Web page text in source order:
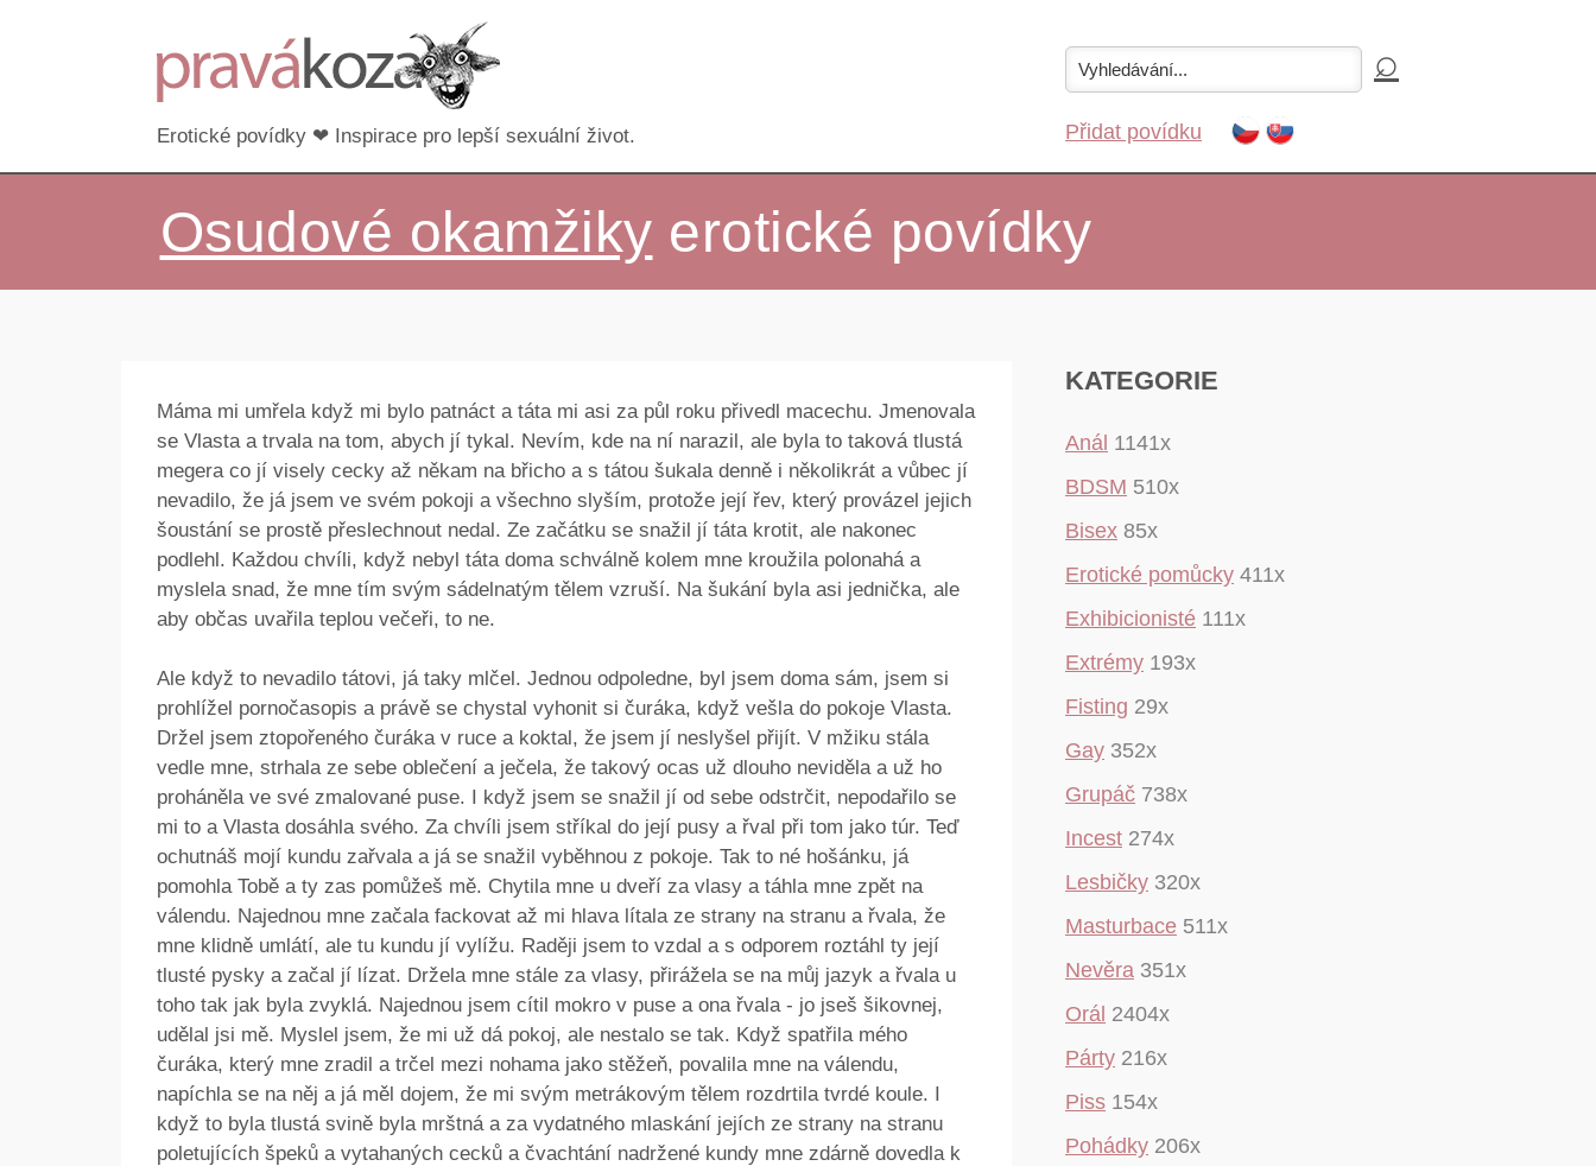
Erotické povídky ❤ Inspirace pro lepší sexuální život. Přidat povídku
Osudové okamžiky erotické povídky
Máma mi umřela když mi bylo patnáct a táta mi asi za půl roku přivedl macechu. Jmenovala
se Vlasta a trvala na tom, abych jí tykal. Nevím, kde na ní narazil, ale byla to taková tlustá
megera co jí visely cecky až někam na břicho a s tátou šukala denně i několikrát a vůbec jí
nevadilo, že já jsem ve svém pokoji a všechno slyším, protože její řev, který provázel jejich
šoustání se prostě přeslechnout nedal. Ze začátku se snažil jí táta krotit, ale nakonec
podlehl. Každou chvíli, když nebyl táta doma schválně kolem mne kroužila polonahá a
myslela snad, že mne tím svým sádelnatým tělem vzruší. Na šukání byla asi jednička, ale
aby občas uvařila teplou večeři, to ne.
Ale když to nevadilo tátovi, já taky mlčel. Jednou odpoledne, byl jsem doma sám, jsem si
prohlížel pornočasopis a právě se chystal vyhonit si čuráka, když vešla do pokoje Vlasta.
Držel jsem ztopořeného čuráka v ruce a koktal, že jsem jí neslyšel přijít. V mžiku stála
vedle mne, strhala ze sebe oblečení a ječela, že takový ocas už dlouho neviděla a už ho
proháněla ve své zmalované puse. I když jsem se snažil jí od sebe odstrčit, nepodařilo se
mi to a Vlasta dosáhla svého. Za chvíli jsem stříkal do její pusy a řval při tom jako túr. Teď
ochutnáš mojí kundu zařvala a já se snažil vyběhnou z pokoje. Tak to né hošánku, já
pomohla Tobě a ty zas pomůžeš mě. Chytila mne u dveří za vlasy a táhla mne zpět na
válendu. Najednou mne začala fackovat až mi hlava lítala ze strany na stranu a řvala, že
mne klidně umlátí, ale tu kundu jí vylížu. Raději jsem to vzdal a s odporem roztáhl ty její
tlusté pysky a začal jí lízat. Držela mne stále za vlasy, přirážela se na můj jazyk a řvala u
toho tak jak byla zvyklá. Najednou jsem cítil mokro v puse a ona řvala - jo jseš šikovnej,
udělal jsi mě. Myslel jsem, že mi už dá pokoj, ale nestalo se tak. Když spatřila mého
čuráka, který mne zradil a trčel mezi nohama jako stěžeň, povalila mne na válendu,
napíchla se na něj a já měl dojem, že mi svým metrákovým tělem rozdrtila tvrdé koule. I
když to byla tlustá svině byla mrštná a za vydatného mlaskání jejích ze strany na stranu
poletujících špeků a vytahaných cecků a čvachtání nadržené kundy mne zdárně dovedla k
KATEGORIE
Anál 1141x
BDSM 510x
Bisex 85x
Erotické pomůcky 411x
Exhibicionisté 111x
Extrémy 193x
Fisting 29x
Gay 352x
Grupáč 738x
Incest 274x
Lesbičky 320x
Masturbace 511x
Nevěra 351x
Orál 2404x
Párty 216x
Piss 154x
Pohádky 206x